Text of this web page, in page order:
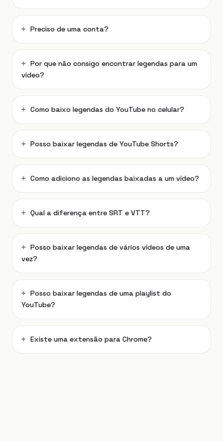
Preciso de uma conta?
Por que não consigo encontrar legendas para um
vídeo?
Como baixo legendas do YouTube no celular?
Posso baixar legendas de YouTube Shorts?
Como adiciono as legendas baixadas a um vídeo?
Qual a diferença entre SRT e VTT?
Posso baixar legendas de vários vídeos de uma
vez?
Posso baixar legendas de uma playlist do
YouTube?
Existe uma extensão para Chrome?